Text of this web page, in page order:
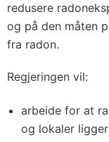
redusere
og på den måten
fra radon.
Regjeringen vil:
arbeide for at
og lokaler